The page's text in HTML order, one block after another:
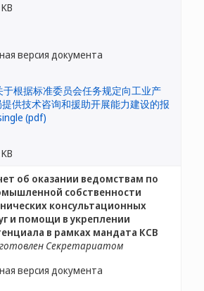
версия документа
об оказании ведомствам по
собственности
консультационных
и помощи в укреплении
в рамках мандата КСВ
Секретариатом
версия документа